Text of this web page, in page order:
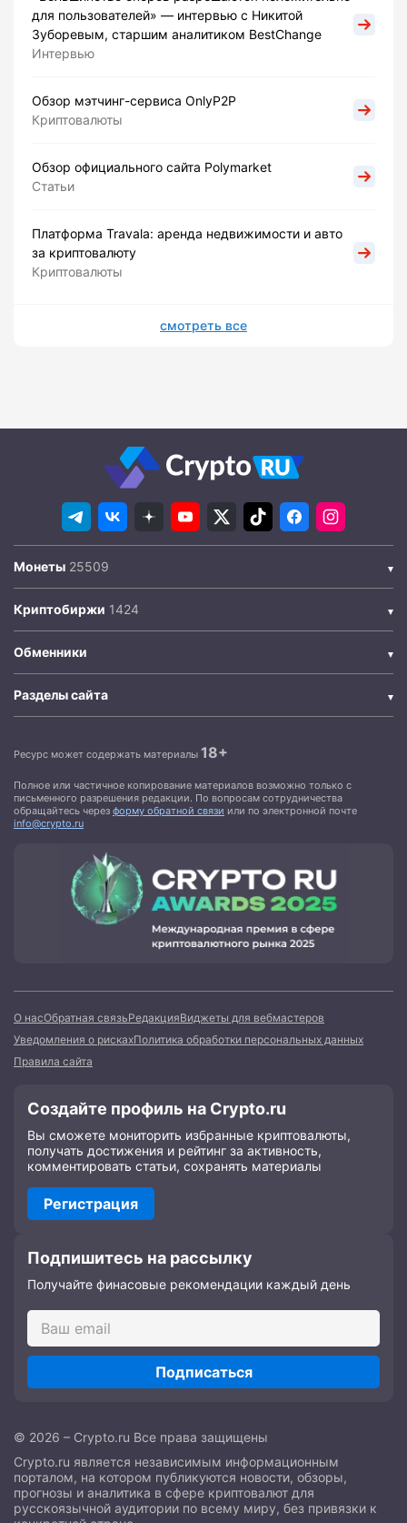
для пользователей» — интервью с Никитой
Зуборевым, старшим аналитиком BestChange
Интервью
Обзор мэтчинг-сервиса OnlyP2P
Криптовалюты
Обзор официального сайта Polymarket
Статьи
Платформа Travala: аренда недвижимости и авто
за криптовалюту
Криптовалюты
смотреть все
Монеты
Криптобиржи
Обменники
Разделы сайта
Ресурс может содержать материалы 18+
Полное или частичное копирование материалов возможно только с
письменного разрешения редакции. По вопросам сотрудничества
обращайтесь через форму обратной связи или по электронной почте
info@crypto.ru
О насОбратная связьРедакцияВиджеты для вебмастеров
Уведомления о рискахПолитика обработки персональных данных
Правила сайта
Создайте профиль на Crypto.ru
Вы сможете мониторить избранные криптовалюты,
получать достижения и рейтинг за активность,
комментировать статьи, сохранять материалы
Регистрация
Подпишитесь на рассылку
Получайте финасовые рекомендации каждый день
Подписаться
© 2026 – Crypto.ru Все права защищены
Crypto.ru является независимым информационным
порталом, на котором публикуются новости, обзоры,
прогнозы и аналитика в сфере криптовалют для
русскоязычной аудитории по всему миру, без привязки к